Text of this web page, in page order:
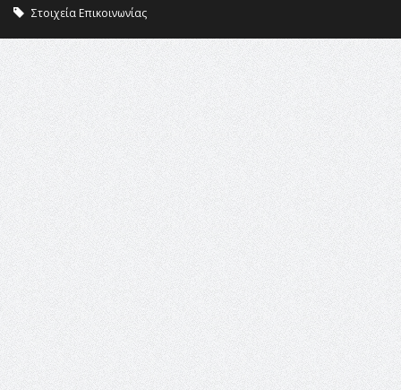
Στοιχεία Επικοινωνίας